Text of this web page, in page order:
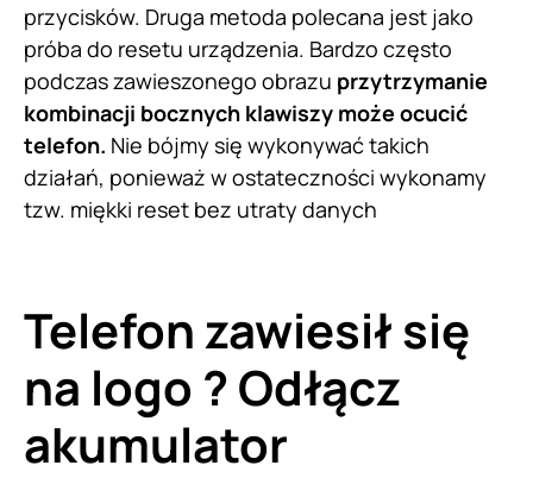
przycisków. Druga metoda polecana jest jako
próba do resetu urządzenia. Bardzo często
podczas zawieszonego obrazu przytrzymanie
kombinacji bocznych klawiszy może ocucić
telefon. Nie bójmy się wykonywać takich
działań, ponieważ w ostateczności wykonamy
tzw. miękki reset bez utraty danych
Telefon zawiesił się
na logo ? Odłącz
akumulator